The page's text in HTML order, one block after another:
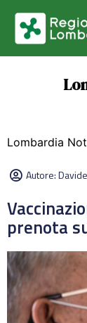
Lombardia
Autore:
prenota